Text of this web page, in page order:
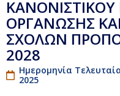
ΚΑΝΟΝΙΣΤΙΚΟΥ
ΟΡΓΑΝΩΣΗΣ
ΣΧΟΛΩΝ
2028
Ημερομηνία
2025